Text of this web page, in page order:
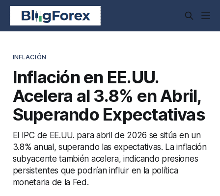
INFLACIÓN
Inflación en EE.UU.
Acelera al 3.8% en Abril,
Superando Expectativas
El IPC de EE.UU. para abril de 2026 se sitúa en un
3.8% anual, superando las expectativas. La inflación
subyacente también acelera, indicando presiones
persistentes que podrían influir en la política
monetaria de la Fed.